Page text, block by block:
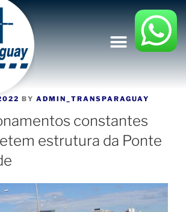
BY ADMIN_TRANSPARAGUAY
constantes
estrutura da Ponte